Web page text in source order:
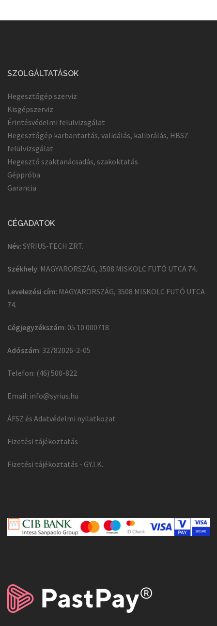
SZOLGÁLTATÁSOK
Hegesztőgép szerviz
Kisgépszerviz
Érintésvédelmi felülvizsgálat
Hegesztőgép karbantartás, validálás, kalibrálás, HBSZ
felülvizsgálat
Hegesztő szaktanácsadás, szakoktatás
Géppróba
Garancia
CÉGADATOK
Név: SYRIUS-TECH ZRT.
Székhely: MAGYARORSZÁG, 3508 MISKOLC FUTÓ UTCA 74.
Levelezési cím: MAGYARORSZÁG, 3508 MISKOLC FUTÓ UTCA
74.
Cégjegyzékszám: 05 10 000718
Adószám: 32782026-2-05
Telefon: (46) 500-822
Email: info@syrius.hu
ÁFSZ és Adatvédelmi nyilatkozat
Fizetési tájékoztatás
Fizetési tájékoztatás - GY.I.K.